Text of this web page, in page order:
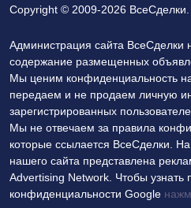
Copyright © 2009-2026 ВсеСделки.
Администрация сайта ВсеСделки
содержание размещенных
Мы ценим конфиденциальность
передаем и не продаем личную
зарегистрированных
Мы не отвечаем за правила
которые ссылается ВсеСделки.
нашего сайта представлена
Advertising Network. Чтобы узнать
конфиденциальности Google